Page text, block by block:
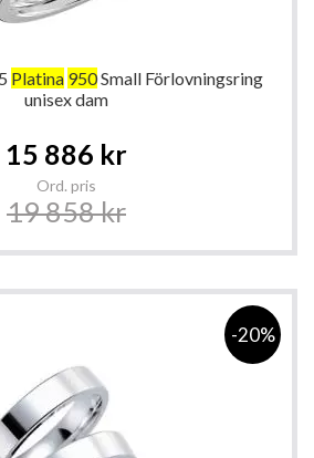
Platina 950Small Förlovningsring
unisex dam
15 886 kr
Ord. pris
19 858 kr
-20%